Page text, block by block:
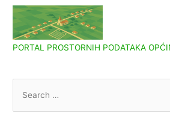
PORTAL PROSTORNIH PODATAKA